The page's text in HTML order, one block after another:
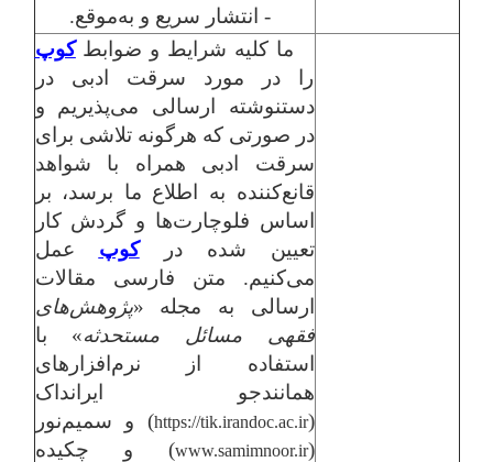
- انتشار سریع و به‌موقع.
ما کلیه شرایط و ضوابطکوپ
را در مورد سرقت ادبی در
دستنوشته ارسالی می‌پذیریم و
در صورتی که هرگونه تلاشی برای
سرقت ادبی همراه با شواهد
قانع‌کننده به اطلاع ما برسد، بر
اساس فلوچارت‌ها و گردش کار
تعیین شده درکوپ
عمل
می‌کنیم. متن فارسی مقالات
ارسالی به مجله «پژوهش‌های
فقهی مسائل مستحدثه» با
استفاده از نرم‌افزارهای
همانندجو ایرانداک
(
https://tik.irandoc.ac.ir) و سمیم‌نور
(
www.samimnoor.ir) و چکیده